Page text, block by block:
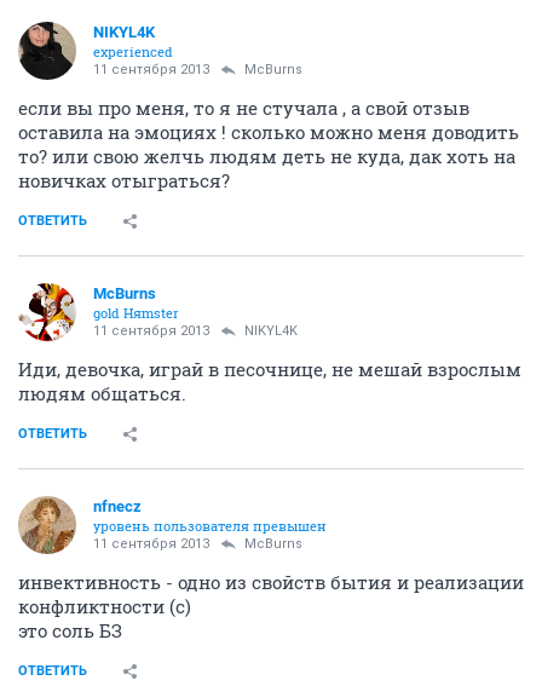
NIKYL4K
experienced
11 сентября 2013 McBurns
если вы про меня, то я не стучала , а свой отзыв
оставила на эмоциях ! сколько можно меня доводить
то? или свою желчь людям деть не куда, дак хоть на
новичках отыграться?
ОТВЕТИТЬ
McBurns
gold Няmster
11 сентября 2013 NIKYL4K
Иди, девочка, играй в песочнице, не мешай взрослым
людям общаться.
ОТВЕТИТЬ
nfnecz
уровень пользователя превышен
11 сентября 2013 McBurns
инвективность - одно из свойств бытия и реализации
конфликтности (с)
это соль БЗ
ОТВЕТИТЬ